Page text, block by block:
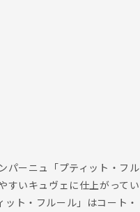
パーニュ「プティット・フル
すいキュヴェに仕上がってい
ト・フルール」はコート・